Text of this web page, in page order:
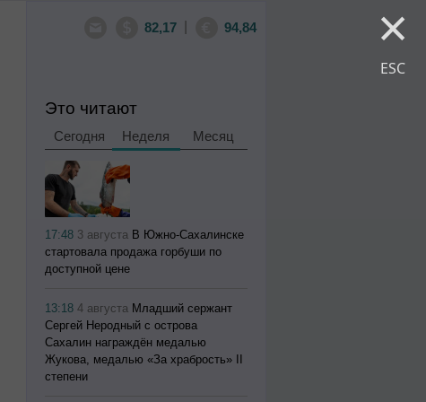
×
ESC
82,17 94,84
Это читают
Сегодня Неделя Месяц
17:48 3 августа В Южно-Сахалинске
стартовала продажа горбуши по
доступной цене
13:184 августа Младший сержант
Сергей Неродный с острова
Сахалин награждён медалью
Жукова, медалью «За храбрость» II
степени